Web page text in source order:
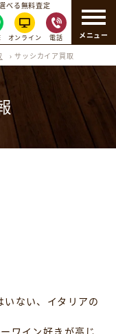
メニュー
べる無料査定
オンライン 電話
›サッシカイア買取
ない、イタリアの